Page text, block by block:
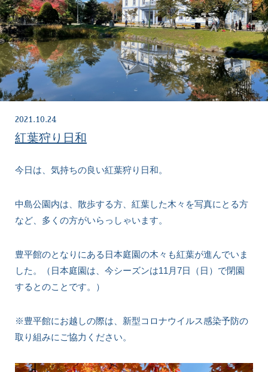
2021.10.24
紅葉狩り日和
今日は、気持ちの良い紅葉狩り日和。
中島公園内は、散歩する方、紅葉した木々を写真にとる方
など、多くの方がいらっしゃいます。
豊平館のとなりにある日本庭園の木々も紅葉が進んでいま
した。（日本庭園は、今シーズンは11月7日（日）で閉園
するとのことです。）
※豊平館にお越しの際は、新型コロナウイルス感染予防の
取り組みにご協力ください。